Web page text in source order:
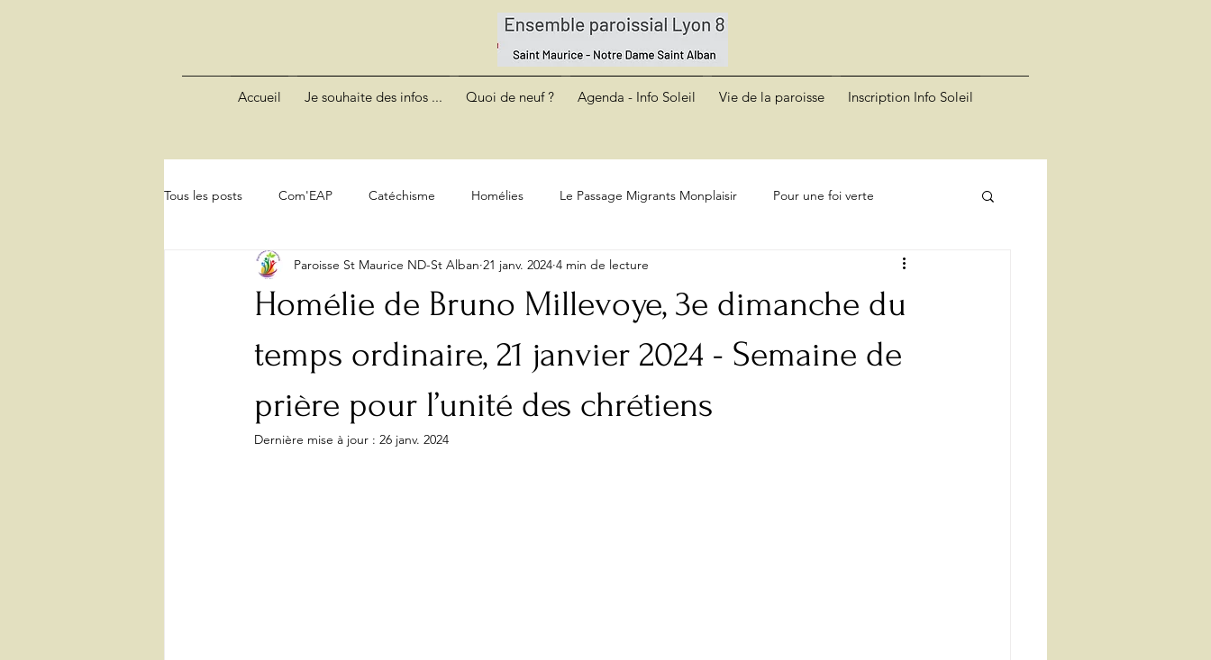
Accueil Je souhaite des infos ... Quoi de neuf ? Agenda - Info Soleil Vie de la paroisse Inscription Info Soleil
Tous les posts Com'EAP Catéchisme Homélies Le Passage Migrants Monplaisir Pour une foi verte
Homélie de Bruno Millevoye, 3e dimanche du
temps ordinaire, 21 janvier 2024 - Semaine de
prière pour l’unité des chrétiens
Paroisse St Maurice ND-St Alban 21 janv. 2024 4 min de lecture
Dernière mise à jour : 26 janv. 2024